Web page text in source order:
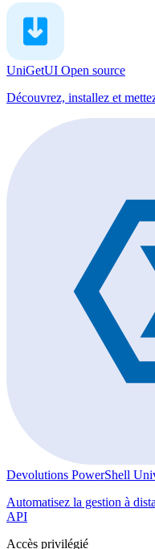
UniGetUI Open source
Découvrez, installez et
Devolutions PowerShell
Automatisez la gestion à
API
Accès privilégié